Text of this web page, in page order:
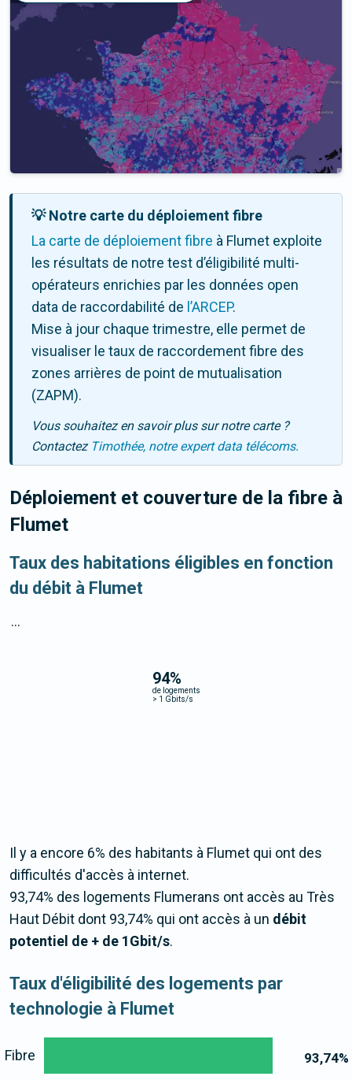
💡 Notre carte du déploiement fibre
La carte de déploiement fibre à Flumet exploite
les résultats de notre test d’éligibilité multi-
opérateurs enrichies par les données open
data de raccordabilité de l’ARCEP.
Mise à jour chaque trimestre, elle permet de
visualiser le taux de raccordement fibre des
zones arrières de point de mutualisation
(ZAPM).
Vous souhaitez en savoir plus sur notre carte ?
Contactez Timothée, notre expert data télécoms.
Déploiement et couverture de la fibre à
Flumet
Taux des habitations éligibles en fonction
du débit à Flumet
94%
de logements
> 1 Gbits/s
...
Il y a encore 6% des habitants à Flumet qui ont des
difficultés d'accès à internet.
93,74% des logements Flumerans ont accès au Très
Haut Débit dont 93,74% qui ont accès à un débit
potentiel de + de 1Gbit/s.
Taux d'éligibilité des logements par
technologie à Flumet
93,74%
Fibre